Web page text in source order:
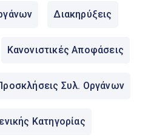
Διακηρύξεις
Κανονιστικές Αποφάσεις
Συλ. Οργάνων
Κατηγορίας